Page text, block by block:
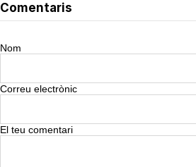
Comentaris
Nom
Correu electrònic
El teu comentari